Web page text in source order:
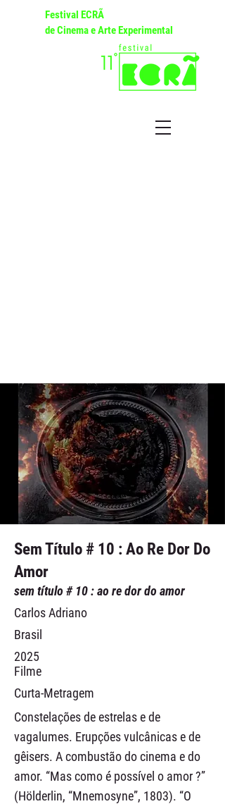
Festival ECRÃ
de Cinema e Arte Experimental
Sem Título # 10 : Ao Re Dor Do
Amor
sem título # 10 : ao re dor do amor
Carlos Adriano
Brasil
2025
Filme
Curta-Metragem
Constelações de estrelas e de
vagalumes. Erupções vulcânicas e de
gêisers. A combustão do cinema e do
amor. “Mas como é possível o amor ?”
(Hölderlin, “Mnemosyne”, 1803). “O